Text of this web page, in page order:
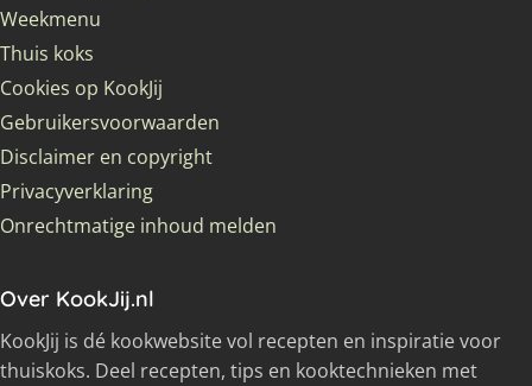
Weekmenu
Thuis koks
Cookies op KookJij
Gebruikersvoorwaarden
Disclaimer en copyright
Privacyverklaring
Onrechtmatige inhoud melden
Over KookJij.nl
KookJij is dé kookwebsite vol recepten en inspiratie voor
thuiskoks. Deel recepten, tips en kooktechnieken met